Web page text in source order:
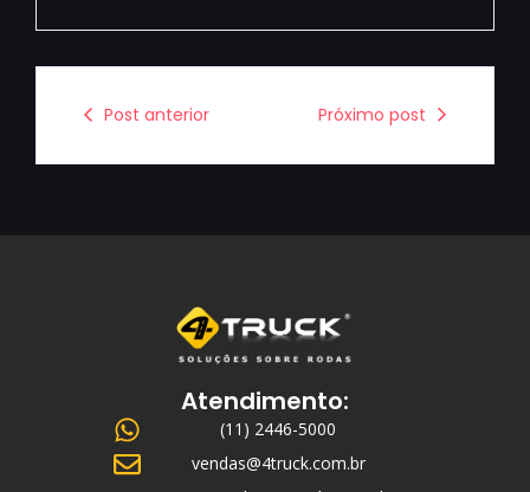
Post anterior Próximo post
Atendimento:
(11) 2446-5000
vendas@4truck.com.br